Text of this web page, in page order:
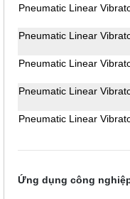
Pneumatic Linear
Pneumatic Linear
Pneumatic Linear
Pneumatic Linear
Pneumatic Linear
Ứng dụng công